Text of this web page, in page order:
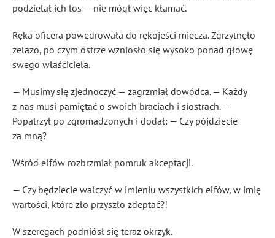
podzielał ich los — nie mógł więc kłamać.
Ręka oficera powędrowała do rękojeści miecza. Zgrzytnęło
żelazo, po czym ostrze wzniosło się wysoko ponad głowę
swego właściciela.
— Musimy się zjednoczyć — zagrzmiał dowódca. — Każdy
z nas musi pamiętać o swoich braciach i siostrach. —
Popatrzył po zgromadzonych i dodał: — Czy pójdziecie
za mną?
Wśród elfów rozbrzmiał pomruk akceptacji.
— Czy będziecie walczyć w imieniu wszystkich elfów, w imię
wartości, które zło przyszło zdeptać?!
W szeregach podniósł się teraz okrzyk.